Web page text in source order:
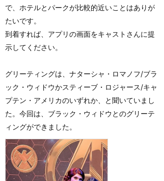
で、ホテルとパークが比較的近いことはありが
たいです。
到着すれば、アプリの画面をキャストさんに提
示してください。
グリーティングは、ナターシャ・ロマノフ/ブラ
ック・ウィドウかスティーブ・ロジャース/キャ
プテン・アメリカのいずれか、と聞いていまし
た。今回は、ブラック・ウィドウとのグリーテ
ィングができました。